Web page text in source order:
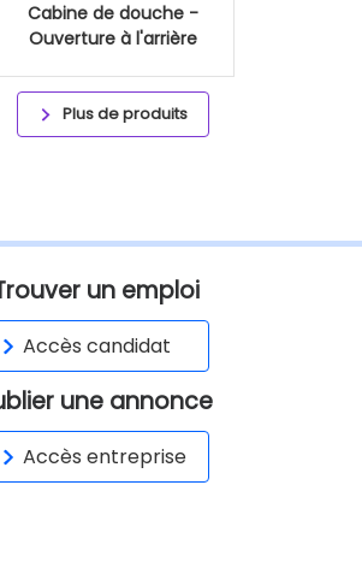
Cabine de douche -
Ouverture à l'arrière
Plus de produits
un emploi
Accès candidat
une annonce
Accès entreprise